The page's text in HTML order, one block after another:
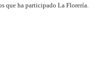
que ha participado La Florería.